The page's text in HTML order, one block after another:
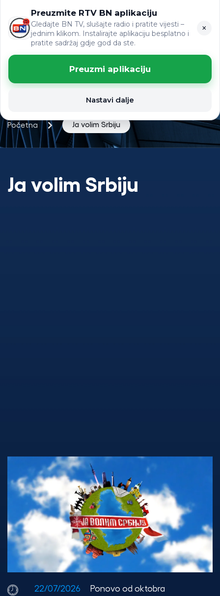
VIJESTI LAT
Preuzmite RTV BN aplikaciju
Gledajte BN TV, slušajte radio i pratite vijesti –
jednim klikom. Instalirajte aplikaciju besplatno i
pratite sadržaj gdje god da ste.
×
Preuzmi aplikaciju
Nastavi dalje
Početna Ja volim Srbiju
Ja volim Srbiju
22/07/2026 Ponovo od oktobra